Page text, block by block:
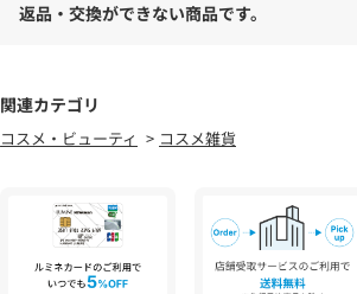
返品・交換ができない商品です。
関連カテゴリ
コスメ・ビューティ コスメ雑貨